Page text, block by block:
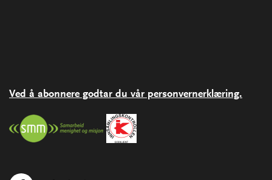
Ved å abonnere godtar du vår personvernerklæring.